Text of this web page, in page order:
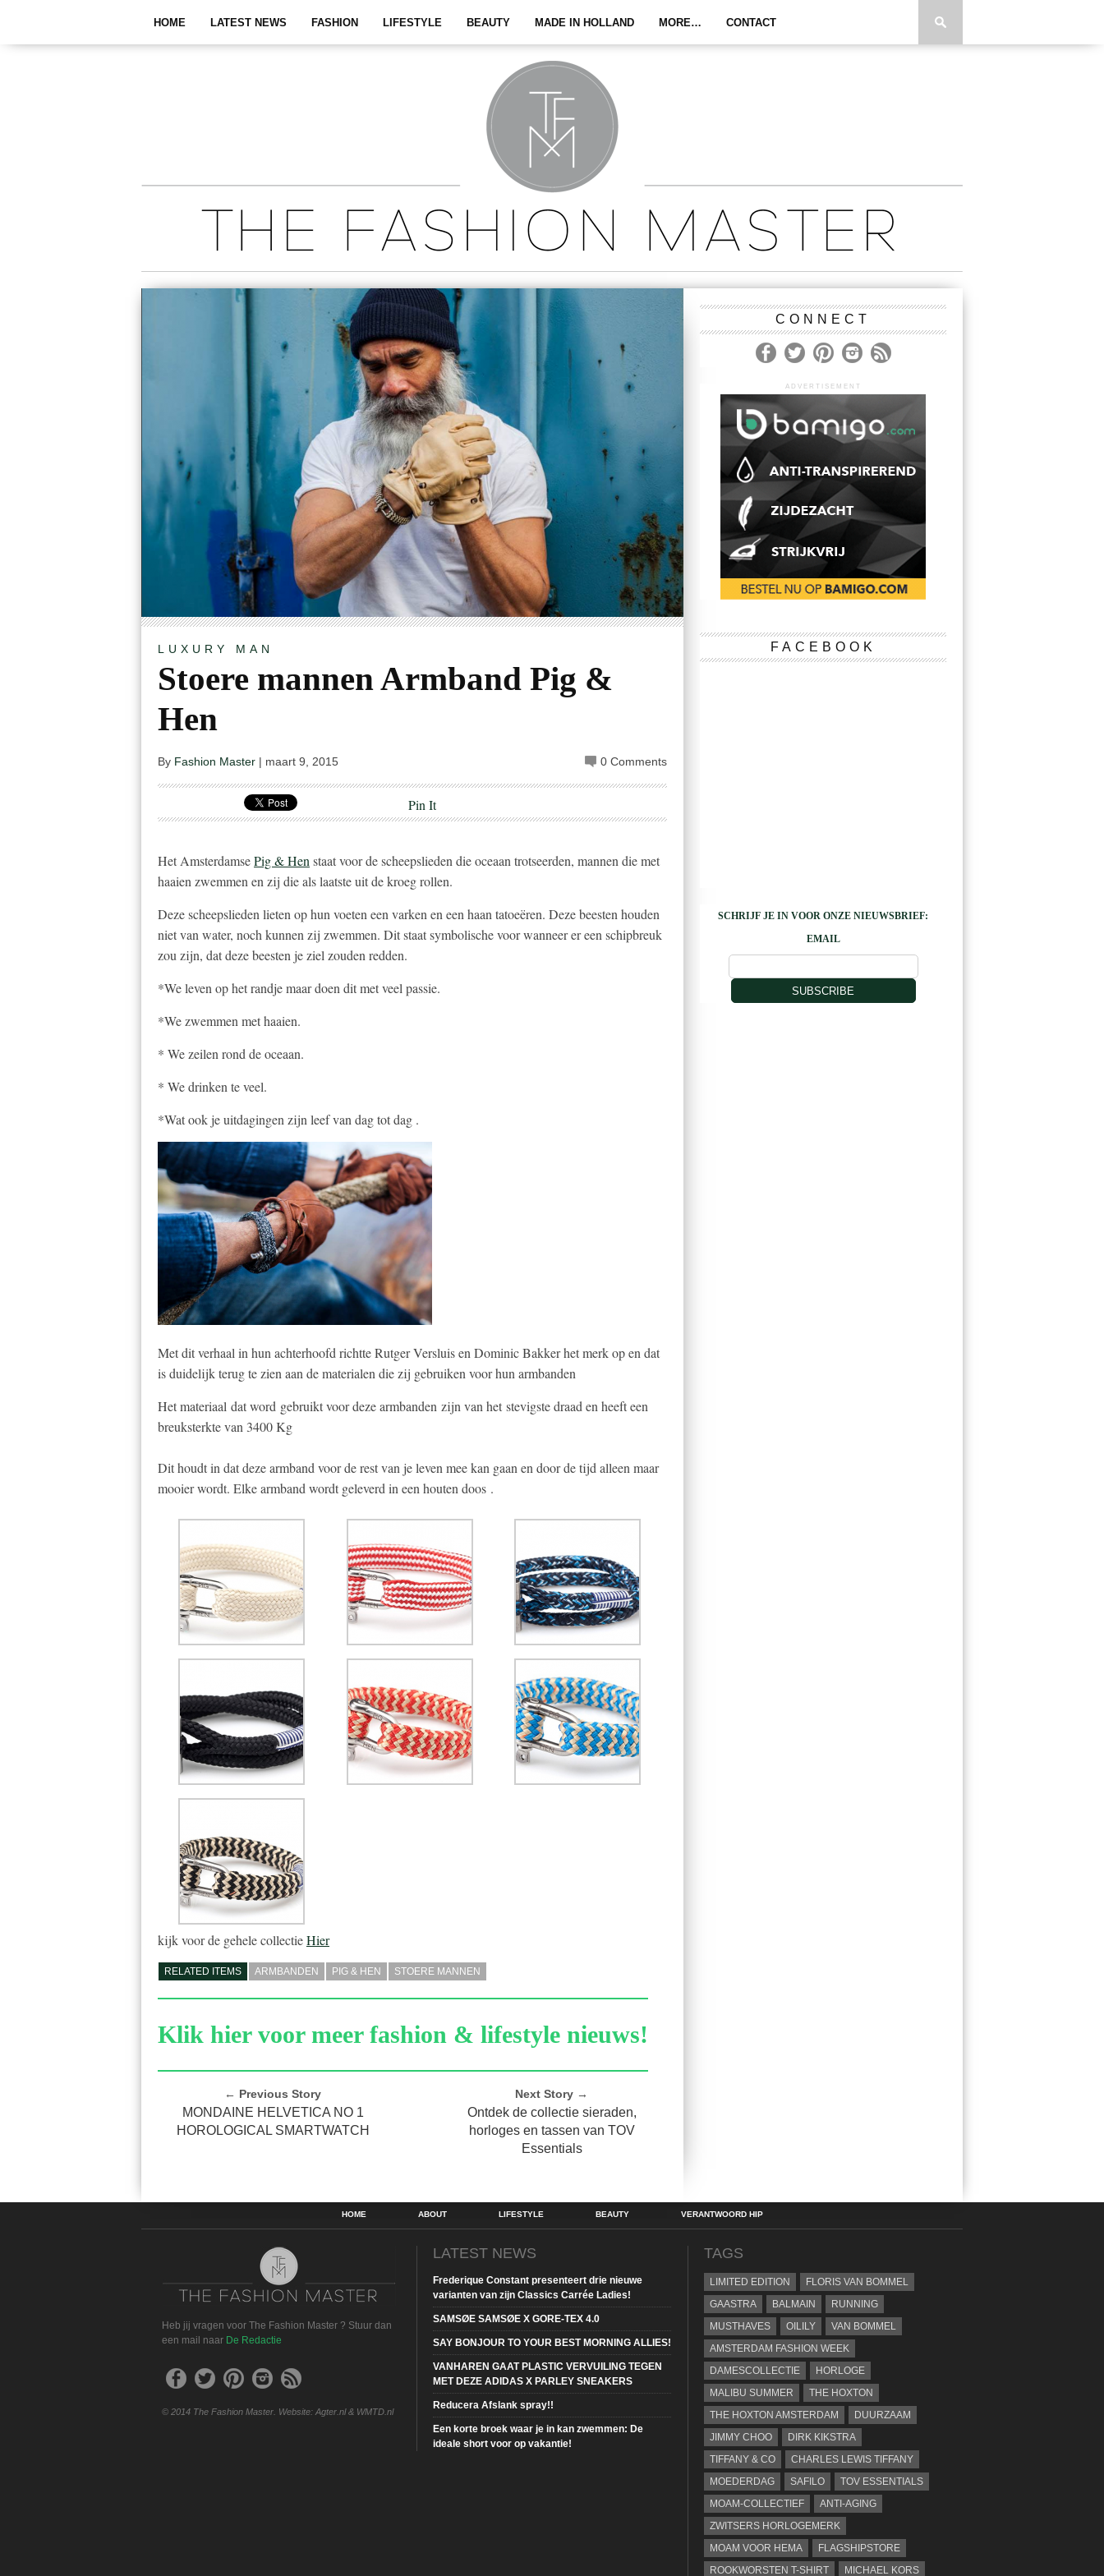
HOME LATEST NEWS FASHION LIFESTYLE BEAUTY MADE IN HOLLAND MORE… CONTACT
LUXURY MAN
Stoere mannen Armband Pig &
Hen
By Fashion Master | maart 9, 2015 0 Comments
Pin It
Het AmsterdamsePig & Hen staat voor de scheepslieden die oceaan trotseerden, mannen die met
haaien zwemmen en zij die als laatste uit de kroeg rollen.
Deze scheepslieden lieten op hun voeten een varken en een haan tatoeëren. Deze beesten houden
niet van water, noch kunnen zij zwemmen. Dit staat symbolische voor wanneer er een schipbreuk
zou zijn, dat deze beesten je ziel zouden redden.
*We leven op het randje maar doen dit met veel passie.
*We zwemmen met haaien.
* We zeilen rond de oceaan.
* We drinken te veel.
*Wat ook je uitdagingen zijn leef van dag tot dag .
Met dit verhaal in hun achterhoofd richtte Rutger Versluis en Dominic Bakker het merk op en dat
is duidelijk terug te zien aan de materialen die zij gebruiken voor hun armbanden
Het materiaal dat word gebruikt voor deze armbanden zijn van het stevigste draad en heeft een
breuksterkte van 3400 Kg
Dit houdt in dat deze armband voor de rest van je leven mee kan gaan en door de tijd alleen maar
mooier wordt. Elke armband wordt geleverd in een houten doos .
kijk voor de gehele collectieHier
RELATED ITEMS ARMBANDEN PIG & HEN STOERE MANNEN
Klik hier voor meer fashion & lifestyle nieuws!
← Previous Story
MONDAINE HELVETICA NO 1
HOROLOGICAL SMARTWATCH
Next Story →
Ontdek de collectie sieraden,
horloges en tassen van TOV
Essentials
CONNECT
ADVERTISEMENT
FACEBOOK
SCHRIJF JE IN VOOR ONZE NIEUWSBRIEF:
EMAIL
SUBSCRIBE
HOME ABOUT LIFESTYLE BEAUTY VERANTWOORD HIP
Heb jij vragen voor The Fashion Master ? Stuur dan
een mail naar De Redactie
© 2014 The Fashion Master. Website: Agter.nl & WMTD.nl
LATEST NEWS
Frederique Constant presenteert drie nieuwe
varianten van zijn Classics Carrée Ladies!
SAMSØE SAMSØE X GORE-TEX 4.0
SAY BONJOUR TO YOUR BEST MORNING ALLIES!
VANHAREN GAAT PLASTIC VERVUILING TEGEN
MET DEZE ADIDAS X PARLEY SNEAKERS
Reducera Afslank spray!!
Een korte broek waar je in kan zwemmen: De
ideale short voor op vakantie!
TAGS
LIMITED EDITION
FLORIS VAN BOMMEL
GAASTRA
BALMAIN
RUNNING
MUSTHAVES
OILILY
VAN BOMMEL
AMSTERDAM FASHION WEEK
DAMESCOLLECTIE
HORLOGE
MALIBU SUMMER
THE HOXTON
THE HOXTON AMSTERDAM
DUURZAAM
JIMMY CHOO
DIRK KIKSTRA
TIFFANY & CO
CHARLES LEWIS TIFFANY
MOEDERDAG
SAFILO
TOV ESSENTIALS
MOAM-COLLECTIEF
ANTI-AGING
ZWITSERS HORLOGEMERK
MOAM VOOR HEMA
FLAGSHIPSTORE
ROOKWORSTEN T-SHIRT
MICHAEL KORS